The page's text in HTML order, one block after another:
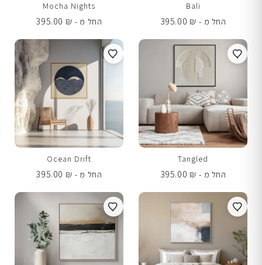
Bali
החל מ -
395.00 ₪
Mocha Nights
החל מ -
395.00 ₪
Tangled
החל מ -
395.00 ₪
Ocean Drift
החל מ -
395.00 ₪